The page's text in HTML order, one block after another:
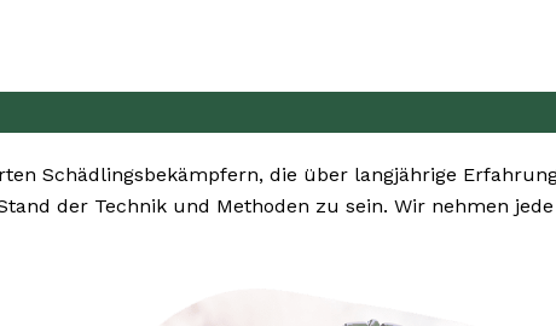
Schädlingsbekämpfern, die über langjährige
der Technik und Methoden zu sein. Wir nehmen